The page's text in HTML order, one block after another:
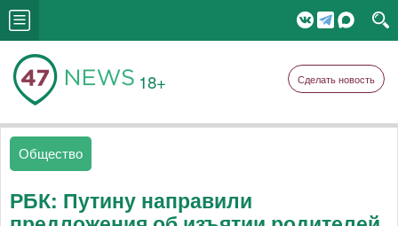
18+ Сделать новость
Общество
РБК: Путину направили